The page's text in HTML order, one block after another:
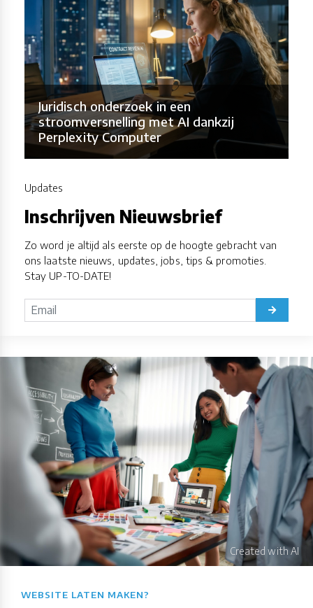
Juridisch onderzoek in een
stroomversnelling met AI dankzij
Perplexity Computer
Updates
Inschrijven Nieuwsbrief
Zo word je altijd als eerste op de hoogte gebracht van
ons laatste nieuws, updates, jobs, tips & promoties.
Stay UP-TO-DATE!
WEBSITE LATEN MAKEN?​​​​​​​​​​​​​​